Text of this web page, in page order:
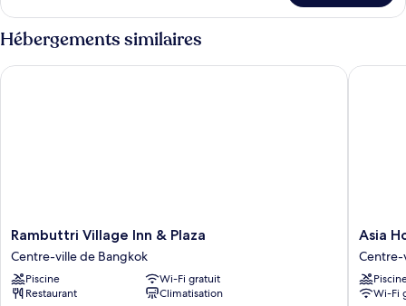
Chambre
Hébergements similaires
Rambuttri
Village
Inn
&
Plaza
Rambuttri Village Inn & Plaza
Centre-ville de Bangkok
Piscine
Wi-Fi gratuit
Restaurant
Climatisation
Rambuttri Village Inn & Plaza
Asia
Hotel
Centre-
ville
Asia
Centre-
Wi-Fi
Asia